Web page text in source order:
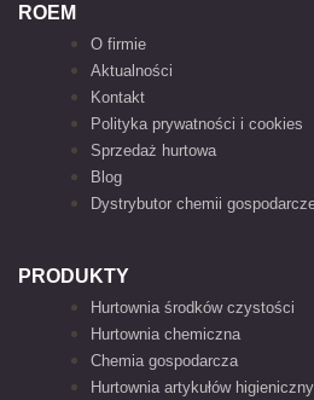
ROEM
O firmie
Aktualności
Kontakt
Polityka prywatności i cookies
Sprzedaż hurtowa
Blog
Dystrybutor chemii
PRODUKTY
Hurtownia środków czystości
Hurtownia chemiczna
Chemia gospodarcza
Hurtownia artykułów